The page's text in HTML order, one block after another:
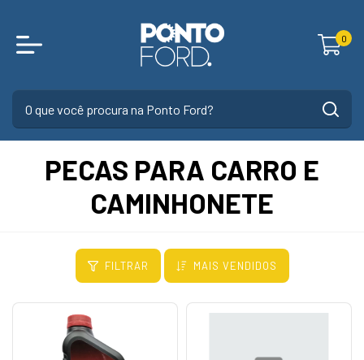
0
PECAS PARA CARRO E
CAMINHONETE
FILTRAR MAIS VENDIDOS